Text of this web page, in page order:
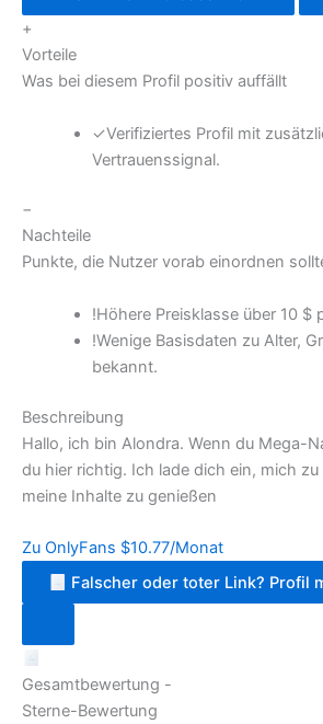
+
Vorteile
Was bei diesem Profil positiv auffällt
✓Verifiziertes Profil mit
Vertrauenssignal.
−
Nachteile
Punkte, die Nutzer vorab einordnen
!Höhere Preisklasse über 10 $
!Wenige Basisdaten zu Alter,
bekannt.
Beschreibung
Hallo, ich bin Alondra. Wenn du Mega-
du hier richtig. Ich lade dich ein, mich
meine Inhalte zu genießen
Zu OnlyFans $10.77/Monat
Falscher oder toter Link? Profil
Gesamtbewertung -
Sterne-Bewertung